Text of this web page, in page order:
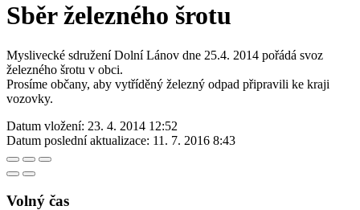
Sběr železného šrotu
Myslivecké sdružení Dolní Lánov dne 25.4. 2014 pořádá svoz
železného šrotu v obci.
Prosíme občany, aby vytříděný železný odpad připravili ke kraji
vozovky.
Datum vložení: 23. 4. 2014 12:52
Datum poslední aktualizace: 11. 7. 2016 8:43
Volný čas